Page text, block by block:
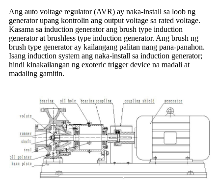
Ang auto voltage regulator (AVR) ay naka-install sa loob ng
generator upang kontrolin ang output voltage sa rated voltage.
Kasama sa induction generator ang brush type induction
generator at brushless type induction generator. Ang brush ng
brush type generator ay kailangang palitan nang pana-panahon.
Isang induction system ang naka-install sa induction generator;
hindi kinakailangan ng exoteric trigger device na madali at
madaling gamitin.